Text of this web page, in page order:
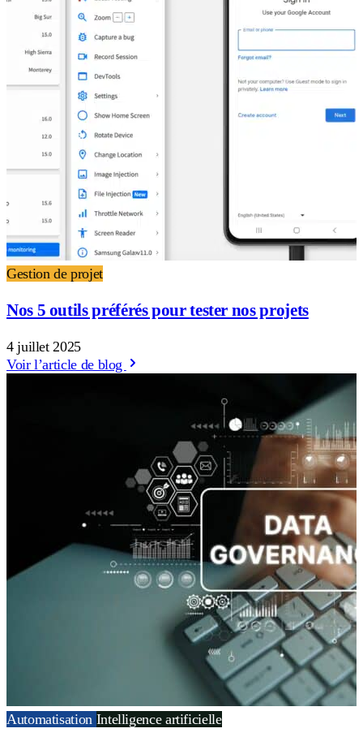
Gestion de projet
Nos 5 outils préférés pour tester nos projets
4 juillet 2025
Voir l’article de blog
Automatisation Intelligence artificielle